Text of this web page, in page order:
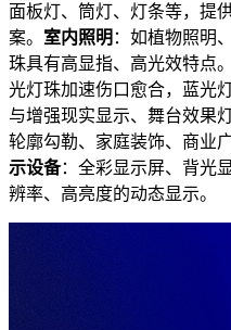
面板灯、筒灯、灯条等，提
案。 室内照明 ：如植物照明
珠具有高显指、高光效特点。
光灯珠加速伤口愈合，蓝光
与增强现实显示、舞台效果灯
轮廓勾勒、家庭装饰、商业
示设备：全彩显示屏、背光
辨率、高亮度的动态显示。